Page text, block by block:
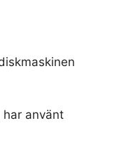
har använt